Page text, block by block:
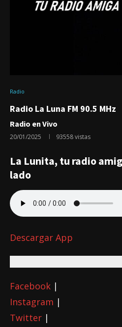
Radio
Radio La Luna FM 90.5 MHz
Radio en Vivo
20/01/2025 93558vistas
La Lunita, tu radio
lado
Descargar App
Facebook |
Instagram |
Twitter |